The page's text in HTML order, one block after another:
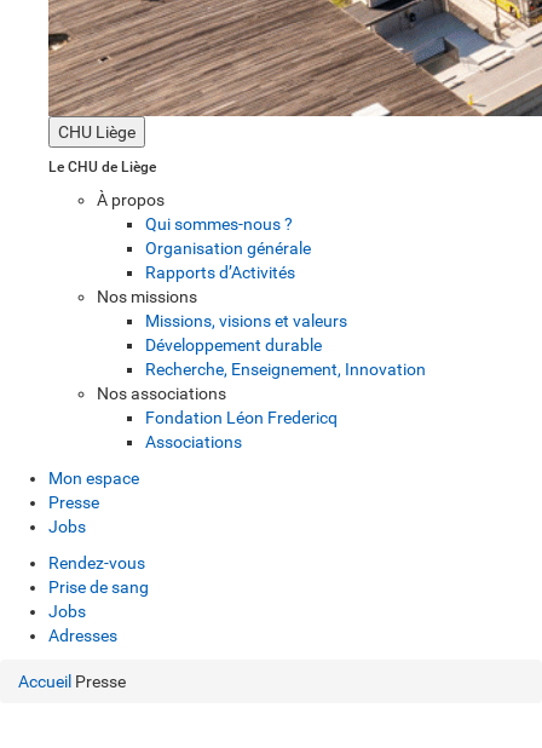
CHU Liège
Le CHU de Liège
À propos
Qui sommes-nous ?
Organisation générale
Rapports d’Activités
Nos missions
Missions, visions et valeurs
Développement durable
Recherche, Enseignement, Innovation
Nos associations
Fondation Léon Fredericq
Associations
Mon espace
Presse
Jobs
Rendez-vous
Prise de sang
Jobs
Adresses
Accueil Presse